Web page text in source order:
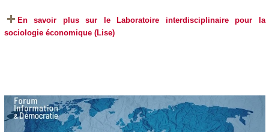
En savoir plus sur le Laboratoire interdisciplinaire pour la
sociologie économique (Lise)